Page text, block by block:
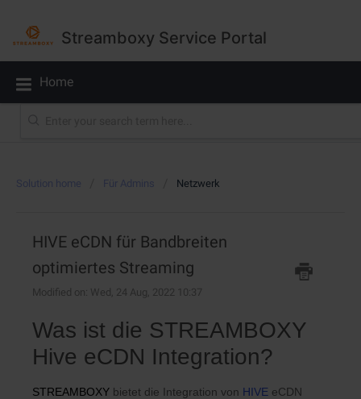
Streamboxy Service Portal
Home
Solution home Für Admins Netzwerk
HIVE eCDN für Bandbreiten
optimiertes Streaming
Modified on: Wed, 24 Aug, 2022 10:37
Was ist die STREAMBOXY
Hive eCDN Integration?
STREAMBOXY bietet die Integration von HIVE eCDN